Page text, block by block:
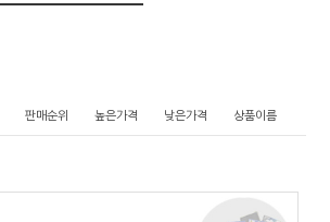
판매순위 높은가격 낮은가격 상품이름